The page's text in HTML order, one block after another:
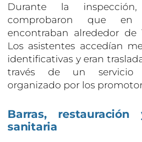
Durante la
comprobaron que
encontraban alrededor de
Los asistentes accedían
identificativas y eran
través de un servicio
organizado por los
Barras, restauración
sanitaria